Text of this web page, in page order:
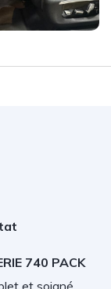
740 PACK
et soigné.